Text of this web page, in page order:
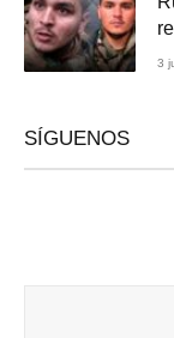
3
SÍGUENOS